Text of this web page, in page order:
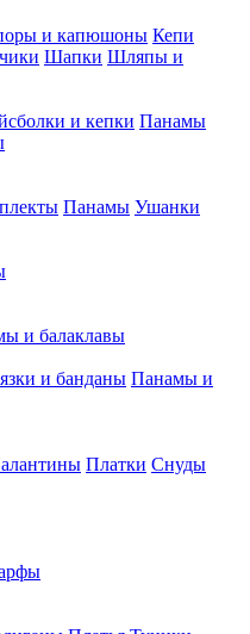
и капюшоны Кепи
Шапки Шляпы и
и кепки Панамы
Панамы Ушанки
и балаклавы
и банданы Панамы и
Платки Снуды